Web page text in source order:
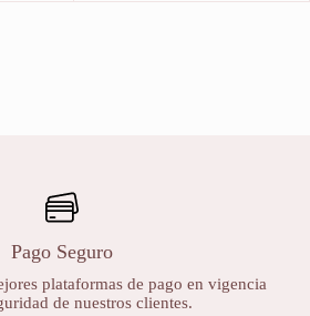
Pago Seguro
plataformas de pago en vigencia
de nuestros clientes.